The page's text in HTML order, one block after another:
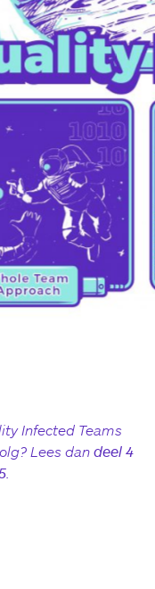
Infected Teams
Lees dan deel 4
.